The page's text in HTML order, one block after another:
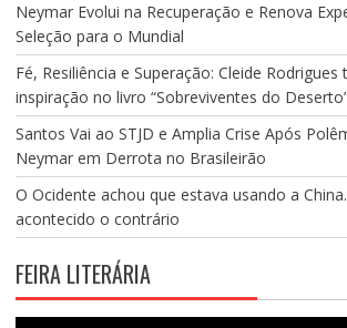
Neymar Evolui na Recuperação e Renova
Seleção para o Mundial
Fé, Resiliência e Superação: Cleide
inspiração no livro “Sobreviventes do
Santos Vai ao STJD e Amplia Crise Após
Neymar em Derrota no Brasileirão
O Ocidente achou que estava usando a
acontecido o contrário
FEIRA LITERÁRIA